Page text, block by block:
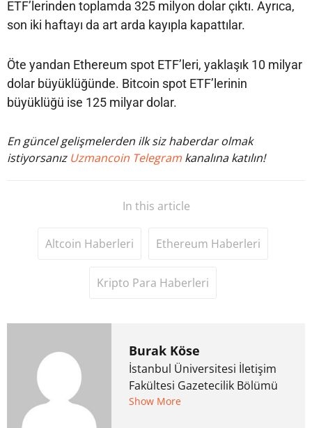
ETF’lerinden toplamda 325 milyon dolar çıktı. Ayrıca,
son iki haftayı da art arda kayıpla kapattılar.
Öte yandan Ethereum spot ETF’leri, yaklaşık 10 milyar
dolar büyüklüğünde. Bitcoin spot ETF’lerinin
büyüklüğü ise 125 milyar dolar.
En güncel gelişmelerden ilk siz haberdar olmak
istiyorsanız Uzmancoin Telegram kanalına katılın!
In this article
Altcoin Haberleri Ethereum Haberleri
Kripto Para Haberleri
Burak Köse
İstanbul Üniversitesi İletişim
Fakültesi Gazetecilik Bölümü
mezunu. 6 yıl ana akım
Show More